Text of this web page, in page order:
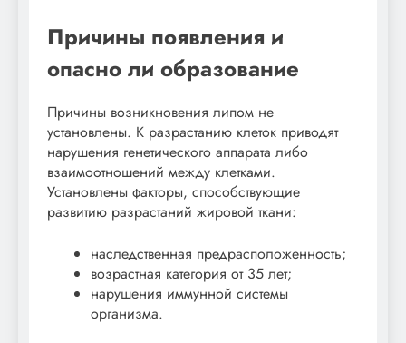
Причины появления и
опасно ли образование
Причины возникновения липом не
установлены. К разрастанию клеток приводят
нарушения генетического аппарата либо
взаимоотношений между клетками.
Установлены факторы, способствующие
развитию разрастаний жировой ткани:
наследственная предрасположенность;
возрастная категория от 35 лет;
нарушения иммунной системы
организма.